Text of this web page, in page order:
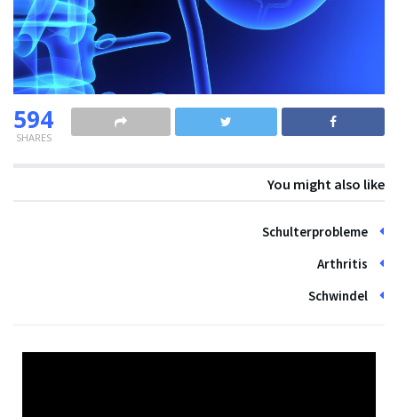
594
SHARES
You might also like
Schulterprobleme
Arthritis
Schwindel